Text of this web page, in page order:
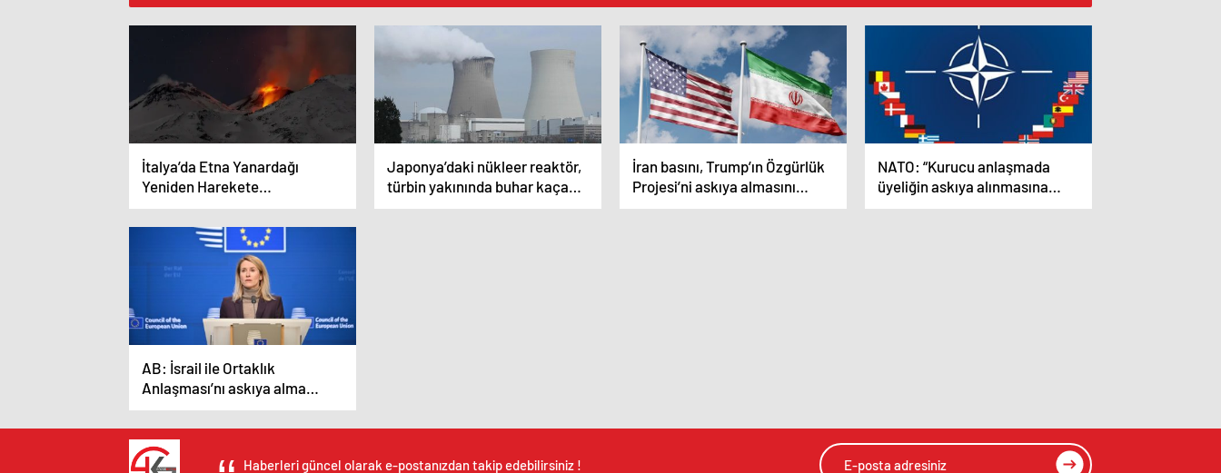
İtalya’da Etna Yanardağı
Yeniden Harekete
GeçtiUçuşlar Askıya Alındı
Japonya’daki nükleer reaktör,
türbin yakınında buhar kaçağı
nedeniyle faaliyetlerini askıya
İran basını, Trump’ın Özgürlük
Projesi’ni askıya almasını
“başarısızlık” olarak
NATO: “Kurucu anlaşmada
üyeliğin askıya alınmasına
veya sona erdirilmesine ilişkin
AB: İsrail ile Ortaklık
Anlaşması’nı askıya alma
konusunda anlaşma
sağlanamadı
Haberleri güncel olarak e-postanızdan takip edebilirsiniz !